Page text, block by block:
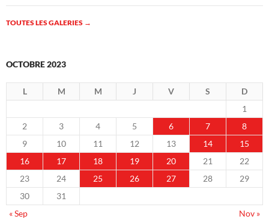
TOUTES LES GALERIES →
OCTOBRE 2023
L M M J V S
D
1
2
3 4 5 6 7
8
9
10 11 12 13 14
15
16
17 18 19 20 21
22
23
24 25 26 27 28
29
30
31
« Sep
Nov »